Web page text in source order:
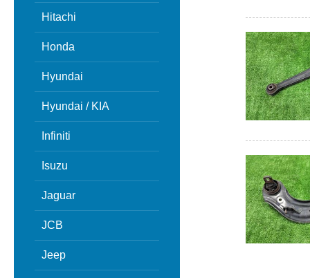
Hitachi
Honda
Hyundai
Hyundai / KIA
Infiniti
Isuzu
Jaguar
JCB
Jeep